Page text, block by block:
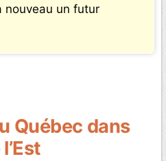
nouveau un futur
Québec dans